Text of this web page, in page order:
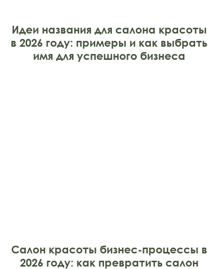
Идеи названия для салона красоты
в 2026 году: примеры и как выбрать
имя для успешного бизнеса
Салон красоты бизнес-процессы в
2026 году: как превратить салон